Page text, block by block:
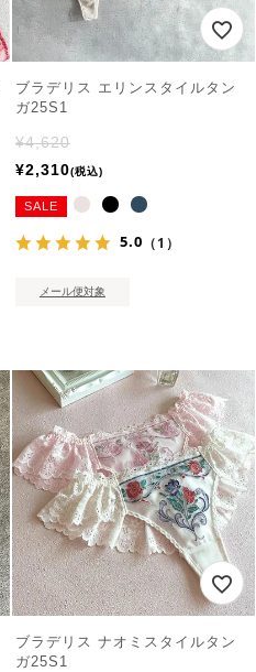
ブラデリス エリンスタイルタン
ガ25S1
¥4,620
¥2,310 税込
SALE
5.0 （1）
メール便対象
ブラデリス ナオミスタイルタン
ガ25S1